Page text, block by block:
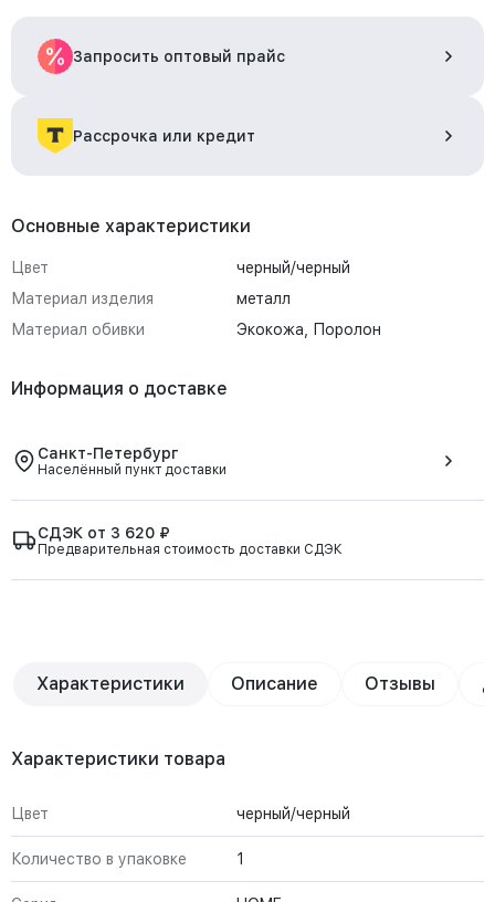
Запросить оптовый прайс
Рассрочка или кредит
Основные характеристики
Цвет
черный/черный
Материал изделия
металл
Материал обивки
Экокожа, Поролон
Информация о доставке
Санкт-Петербург
Населённый пункт доставки
СДЭК от 3 620 ₽
Предварительная стоимость доставки СДЭК
Характеристики Описание Отзывы
Характеристики товара
Цвет черный/черный
Количество в упаковке 1